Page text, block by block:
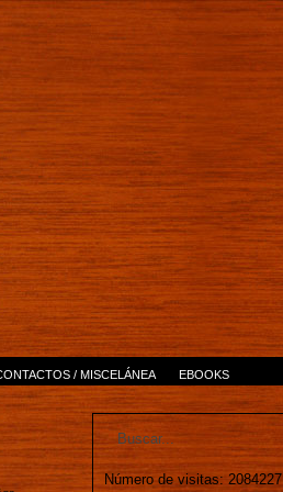
/ MISCELÁNEA EBOOKS
Número de visitas: 2084227